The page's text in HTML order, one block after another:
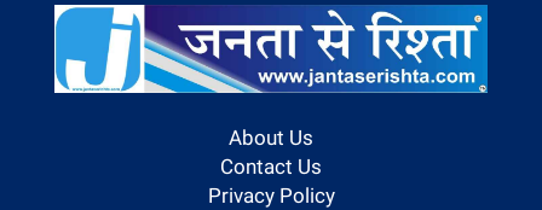
About Us
Contact Us
Privacy Policy